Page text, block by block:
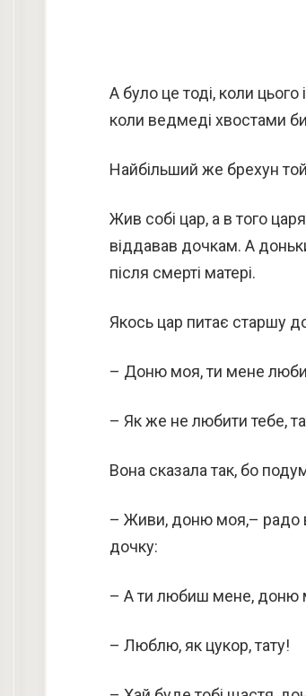
А було це тоді, коли цього
коли ведмеді хвостами
Найбільший же брехун
Жив собі цар, а в того
віддавав дочкам. А
після смерті матері.
Якось цар питає старшу
– Доню моя, ти мене
– Як же не любити тебе,
Вона сказала так, бо
– Живи, доню моя,– радо
дочку:
– А ти любиш мене, доню
– Люблю, як цукор, тату!